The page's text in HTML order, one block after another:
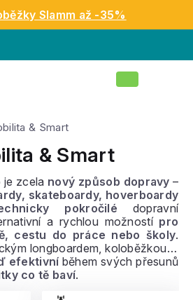
Slamm až -35%
Nákupní
& Smart
& Smart
je zcela nový způsob dopravy –
skateboardy, hoverboardy
pokročilé dopravní
a rychlou možností pro
cestu do práce nebo školy.
longboardem, koloběžkou či
efektivní během svých přesunů
co tě baví.